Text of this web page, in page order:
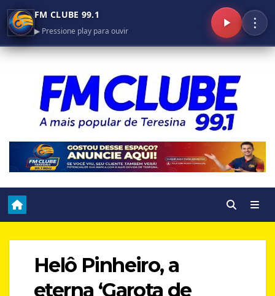
FM CLUBE 99.1
▶ Pressione play para ouvir
⋮